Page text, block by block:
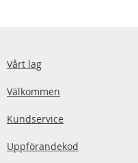
Vårt lag
Välkommen
Kundservice
Uppförandekod